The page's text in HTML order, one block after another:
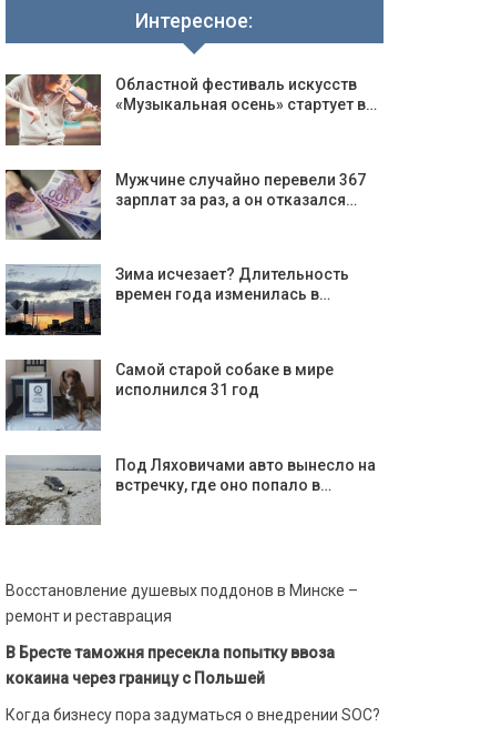
Интересное:
Областной фестиваль искусств
«Музыкальная осень» стартует в…
Мужчине случайно перевели 367
зарплат за раз, а он отказался…
Зима исчезает? Длительность
времен года изменилась в…
Самой старой собаке в мире
исполнился 31 год
Под Ляховичами авто вынесло на
встречку, где оно попало в…
Восстановление душевых поддонов в Минске –
ремонт и реставрация
В Бресте таможня пресекла попытку ввоза
кокаина через границу с Польшей
Когда бизнесу пора задуматься о внедрении SOC?